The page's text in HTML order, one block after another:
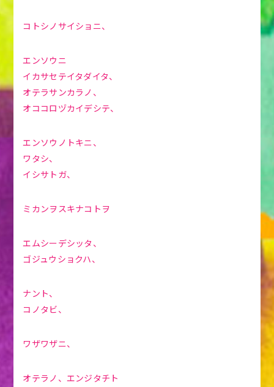
コトシノサイショニ、
エンソウニ
イカサセテイタダイタ、
オテラサンカラノ、
オココロヅカイデシテ、
エンソウノトキニ、
ワタシ、
イシサトガ、
ミカンヲスキナコトヲ
エムシーデシッタ、
ゴジュウショクハ、
ナント、
コノタビ、
ワザワザニ、
オテラノ、エンジタチト